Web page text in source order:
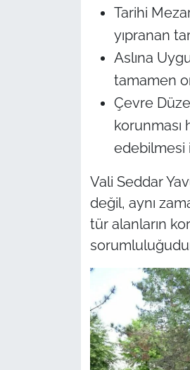
Tarihi
yıpranan
Aslına
tamamen
Çevre
korunması
edebilmesi
Vali Seddar
değil, aynı
tür alanların